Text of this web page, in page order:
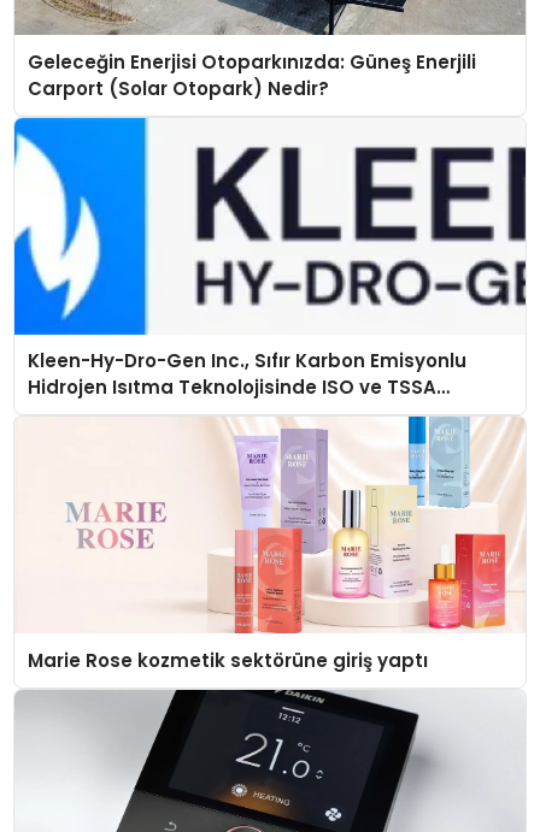
Geleceğin Enerjisi Otoparkınızda: Güneş Enerjili
Carport (Solar Otopark) Nedir?
Kleen-Hy-Dro-Gen Inc., Sıfır Karbon Emisyonlu
Hidrojen Isıtma Teknolojisinde ISO ve TSSA
Düzenleyici Onaylarını Aldı
Marie Rose kozmetik sektörüne giriş yaptı